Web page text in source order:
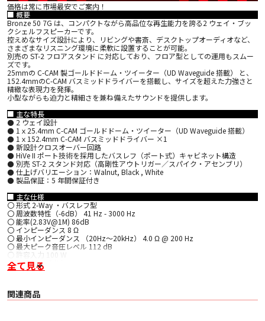
価格は常に市場最安でご案内！
■ 概要
Bronze 50 7G は、コンパクトながら高品位な再生能力を誇る2 ウェイ・ブッ
クシェルフスピーカーです。
控えめなサイズ設計により、リビングや書斎、デスクトップオーディオなど、
さまざまなリスニング環境に柔軟に設置することが可能。
別売の ST-2 フロアスタンド に対応しており、フロア型としての運用もスムー
ズです。
25mmの C-CAM 製ゴールドドーム・ツイーター（UD Waveguide 搭載） と、
152.4mmのC-CAM バスミッドドライバーを搭載し、サイズを超えた力強さと
精緻な表現力を発揮。
小型ながらも迫力と精細さを兼ね備えたサウンドを提供します。
■ 主な特長
⚫ 2 ウェイ設計
⚫ 1ｘ25.4mm C-CAM ゴールドドーム・ツイーター（UD Waveguide 搭載）
⚫ 1ｘ152.4mm C-CAM バスミッドドライバー ×1
⚫ 新設計クロスオーバー回路
⚫ HiVe II ポート技術を採用したバスレフ（ポート式）キャビネット構造
⚫ 別売 ST-2 スタンド対応（高剛性アウトリガー／スパイク・アセンブリ）
⚫ 仕上げバリエーション：Walnut, Black , White
⚫ 製品保証：5 年間保証付き
■ 主な仕様
〇 形式 2-Way ・バスレフ型
〇 周波数特性（-6dB） 41 Hz - 3000 Hz
〇 能率(2.83V@1M) 86dB
〇 インピーダンス 8 Ω
〇 最小インピーダンス （20Hz〜20kHz） 4.0 Ω @ 200 Hz
〇 最大ピーク音圧レベル 112 dB
〇 許容入力 100 W
〇 推奨アンプ出力
・ 50 - 200 W into 4 Ω
〇 クロスオーバー周波数 LF/HF: 3000 Hz
全て見る
関連商品